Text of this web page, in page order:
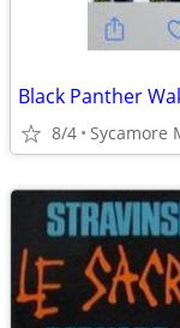
Black Panther
8/4 Sycamore